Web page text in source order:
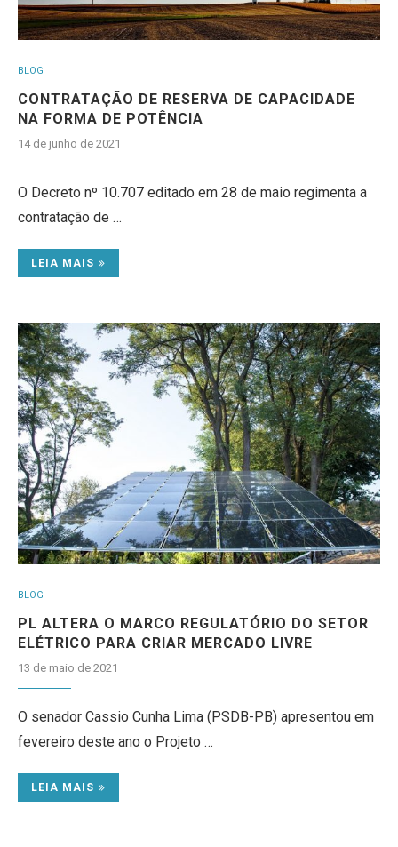
BLOG
CONTRATAÇÃO DE RESERVA DE CAPACIDADE
NA FORMA DE POTÊNCIA
14 de junho de 2021
O Decreto nº 10.707 editado em 28 de maio regimenta a
contratação de …
LEIA MAIS
BLOG
PL ALTERA O MARCO REGULATÓRIO DO SETOR
ELÉTRICO PARA CRIAR MERCADO LIVRE
13 de maio de 2021
O senador Cassio Cunha Lima (PSDB-PB) apresentou em
fevereiro deste ano o Projeto …
LEIA MAIS